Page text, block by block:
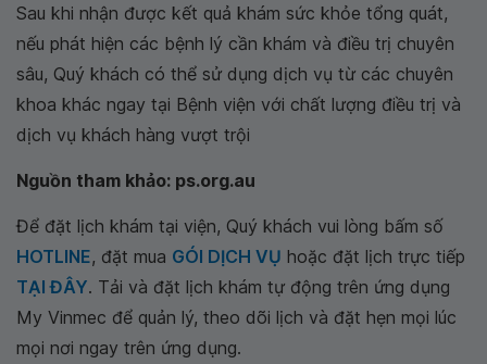
Sau khi nhận được kết quả khám sức khỏe tổng quát,
nếu phát hiện các bệnh lý cần khám và điều trị chuyên
sâu, Quý khách có thể sử dụng dịch vụ từ các chuyên
khoa khác ngay tại Bệnh viện với chất lượng điều trị và
dịch vụ khách hàng vượt trội
Nguồn tham khảo: ps.org.au
Để đặt lịch khám tại viện, Quý khách vui lòng bấm số
HOTLINE, đặt mua GÓI DỊCH VỤ hoặc đặt lịch trực tiếp
TẠI ĐÂY. Tải và đặt lịch khám tự động trên ứng dụng
My Vinmec để quản lý, theo dõi lịch và đặt hẹn mọi lúc
mọi nơi ngay trên ứng dụng.